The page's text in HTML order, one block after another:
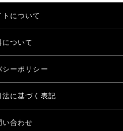
トについて
について
シーポリシー
法に基づく表記
い合わせ